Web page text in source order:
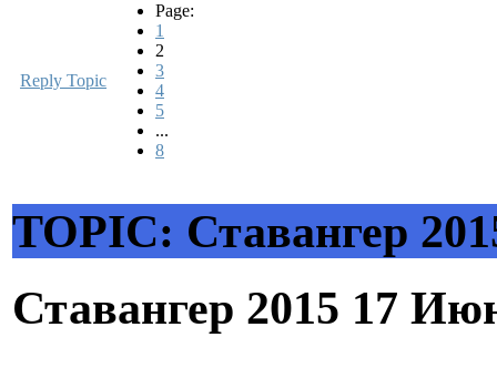
Reply Topic
Page:
1
2
3
4
5
...
8
TOPIC: Ставангер
Ставангер 2015 17